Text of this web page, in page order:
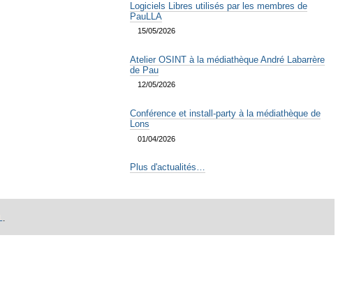
Logiciels Libres utilisés par les membres de
PauLLA
15/05/2026
Atelier OSINT à la médiathèque André Labarrère
de Pau
12/05/2026
Conférence et install-party à la médiathèque de
Lons
01/04/2026
Plus d'actualités…